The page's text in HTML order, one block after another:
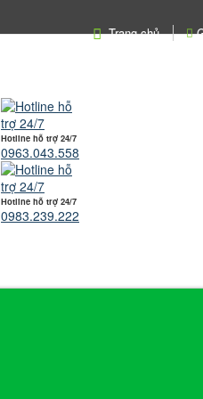
Trang chủ
Hotline hỗ trợ 24/7
0963.043.558
Hotline hỗ trợ 24/7
0983.239.222